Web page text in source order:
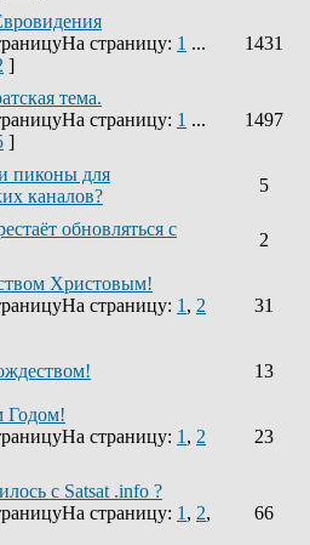
На страницу: 1 ...
]
1431
тема.
На страницу: 1 ...
]
1497
пиконы для
каналов?
5
обновляться с
2
Христовым!
На страницу: 1 , 2
31
13
На страницу: 1 , 2
23
с Satsat .info ?
На страницу: 1 , 2,
66